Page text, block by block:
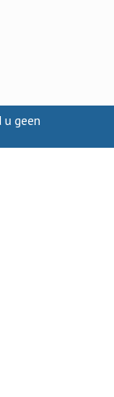
geen